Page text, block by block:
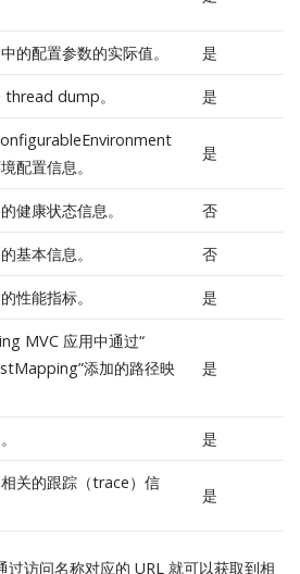
的配置参数的实际值。 是
thread dump。 是
配置信息。
是
健康状态信息。 否
基本信息。 否
性能指标。 是
MVC 应用中通过“
添加的路径映
是
是
关的跟踪（trace）信
是
过访问名称对应的 URL 就可以获取到相